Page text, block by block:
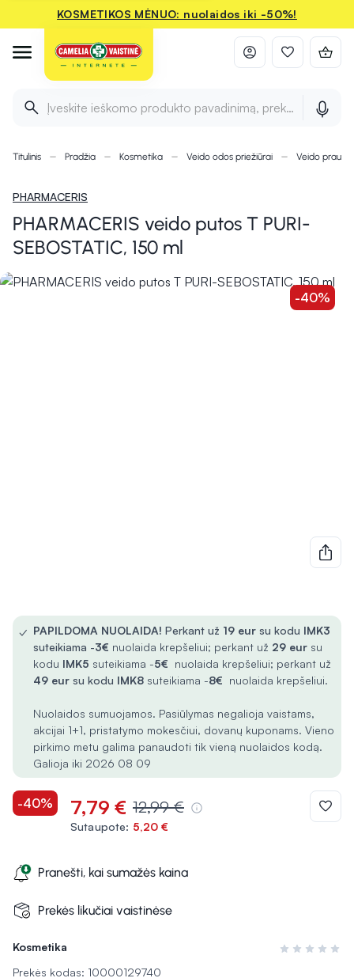
KOSMETIKOS MĖNUO: nuolaidos iki -50%!
Įveskite ieškomo produkto pavadinimą, prekės ženklą ir
Titulinis Pradžia Kosmetika Veido odos priežiūrai Veido
PHARMACERIS
PHARMACERIS veido putos T PURI-
SEBOSTATIC, 150 ml
-40%
Kosmetika
Įvertinimas 0
Prekės kodas: 10000129740
✓ PAPILDOMA NUOLAIDA! Perkant už 19 eur su kodu IMK3
suteikiama -3€ nuolaida krepšeliui; perkant už 29 eur su
kodu IMK5 suteikiama -5€ nuolaida krepšeliui; perkant už
49 eur su kodu IMK8 suteikiama -8€ nuolaida krepšeliui.
Nuolaidos sumuojamos. Pasiūlymas negalioja vaistams,
akcijai 1+1, pristatymo mokesčiui, dovanų kuponams. Vieno
pirkimo metu galima panaudoti tik vieną nuolaidos kodą.
Galioja iki 2026 08 09
-40% 7,79 € 12,99 €
Sutaupote: 5,20 €
Pranešti, kai sumažės kaina
Prekės likučiai vaistinėse